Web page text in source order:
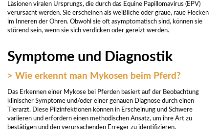
Läsionen viralen Ursprungs, die durch das Equine Papillomavirus (EPV)
verursacht werden. Sie erscheinen als weißliche oder graue, raue Flecken
im Inneren der Ohren. Obwohl sie oft asymptomatisch sind, können sie
störend sein, wenn sie sich verdicken oder gereizt werden.
Symptome und Diagnostik
> Wie erkennt man Mykosen beim Pferd?
Das Erkennen einer Mykose bei Pferden basiert auf der Beobachtung
klinischer Symptome und/oder einer genauen Diagnose durch einen
Tierarzt. Diese Pilzinfektionen können in Erscheinung und Schwere
variieren und erfordern einen methodischen Ansatz, um ihre Art zu
bestätigen und den verursachenden Erreger zu identifizieren.